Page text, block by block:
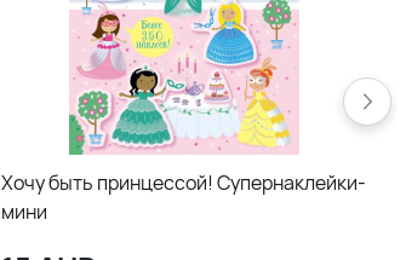
Хочу быть принцессой! Супернаклейки-
мини